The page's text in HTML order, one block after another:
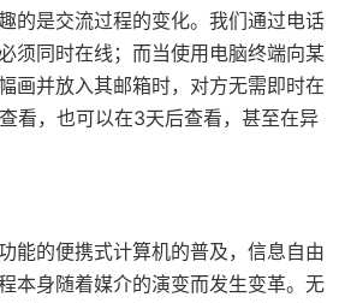
的是交流过程的变化。我们通过电话
须同时在线；而当使用电脑终端向某
画并放入其邮箱时，对方无需即时在
看，也可以在3天后查看，甚至在异
能的便携式计算机的普及，信息自由
本身随着媒介的演变而发生变革。无